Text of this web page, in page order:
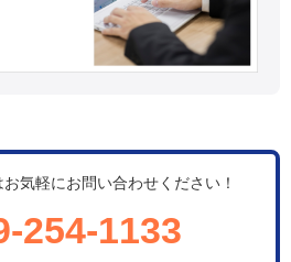
気軽にお問い合わせください！
254-1133